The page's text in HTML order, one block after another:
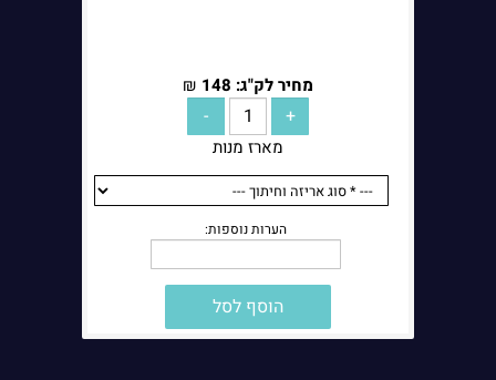
מחיר לק"ג: 148
₪
מארז מנות
הוסף לסל